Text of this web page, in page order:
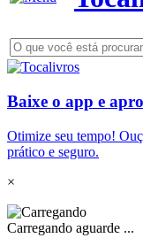
Baixe o app e
Otimize seu tempo!
prático e seguro.
×
Carregando aguarde ...